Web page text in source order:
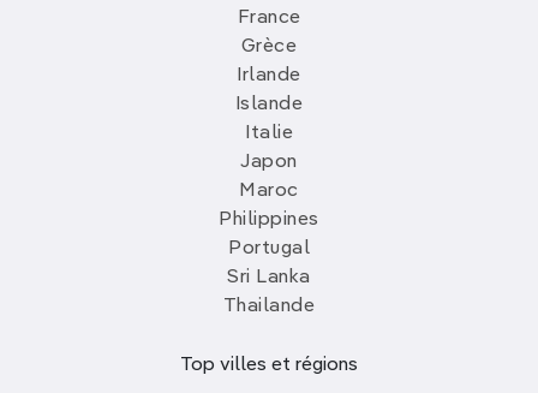
France
Grèce
Irlande
Islande
Italie
Japon
Maroc
Philippines
Portugal
Sri Lanka
Thailande
Top villes et régions